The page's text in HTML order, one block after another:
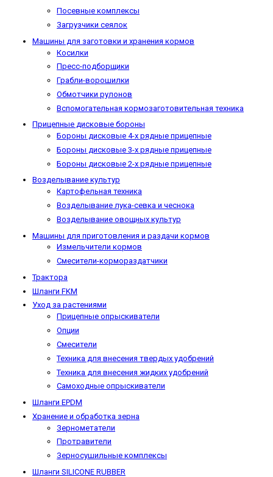
Посевные комплексы
Загрузчики сеялок
Машины для заготовки и хранения кормов
Косилки
Пресс-подборщики
Грабли-ворошилки
Обмотчики рулонов
Вспомогательная кормозаготовительная техника
Прицепные дисковые бороны
Бороны дисковые 4-х рядные прицепные
Бороны дисковые 3-х рядные прицепные
Бороны дисковые 2-х рядные прицепные
Возделывание культур
Картофельная техника
Возделывание лука-севка и чеснока
Возделывание овощных культур
Машины для приготовления и раздачи кормов
Измельчители кормов
Смесители-кормораздатчики
Трактора
Шланги FKM
Уход за растениями
Прицепные опрыскиватели
Опции
Смесители
Техника для внесения твердых удобрений
Техника для внесения жидких удобрений
Самоходные опрыскиватели
Шланги EPDM
Хранение и обработка зерна
Зернометатели
Протравители
Зерносушильные комплексы
Шланги SILICONE RUBBER